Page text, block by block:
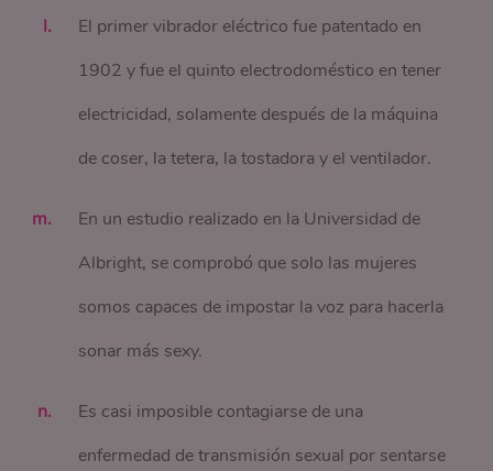
El primer vibrador eléctrico fue patentado en
1902 y fue el quinto electrodoméstico en tener
electricidad, solamente después de la máquina
de coser, la tetera, la tostadora y el ventilador.
En un estudio realizado en la Universidad de
Albright, se comprobó que solo las mujeres
somos capaces de impostar la voz para hacerla
sonar más sexy.
Es casi imposible contagiarse de una
enfermedad de transmisión sexual por sentarse